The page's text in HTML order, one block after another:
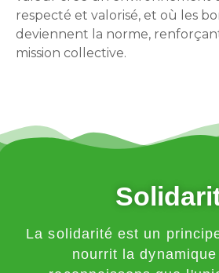
respecté et valorisé, et où les
deviennent la norme,
mission collective.
La solidarité est un
nourrit la